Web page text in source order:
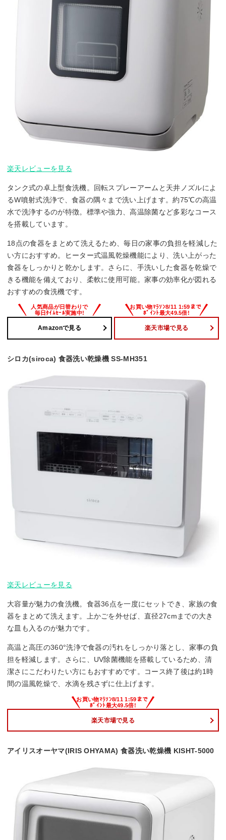
楽天レビューを見る
タンク式の卓上型食洗機。回転スプレーアームと天井ノズルによ
るW噴射式洗浄で、食器の隅々まで洗い上げます。約75℃の高温
水で洗浄するのが特徴。標準や強力、高温除菌など多彩なコース
を搭載しています。
18点の食器をまとめて洗えるため、毎日の家事の負担を軽減した
い方におすすめ。ヒーター式温風乾燥機能により、洗い上がった
食器をしっかりと乾かします。さらに、手洗いした食器を乾燥で
きる機能を備えており、柔軟に使用可能。家事の効率化が図れる
おすすめの食洗機です。
Amazonで見る 楽天市場で見る
シロカ(siroca) 食器洗い乾燥機 SS-MH351
楽天レビューを見る
大容量が魅力の食洗機。食器36点を一度にセットでき、家族の食
器をまとめて洗えます。上かごを外せば、直径27cmまでの大き
な皿も入るのが魅力です。
高温と高圧の360°洗浄で食器の汚れをしっかり落とし、家事の負
担を軽減します。さらに、UV除菌機能を搭載しているため、清
潔さにこだわりたい方にもおすすめです。コース終了後は約1時
間の温風乾燥で、水滴を残さずに仕上げます。
楽天市場で見る
アイリスオーヤマ(IRIS OHYAMA) 食器洗い乾燥機 KISHT-5000